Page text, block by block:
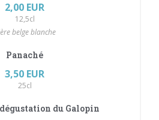
2,00 EUR
12,5cl
belge blanche
Panaché
3,50 EUR
25cl
du Galopin